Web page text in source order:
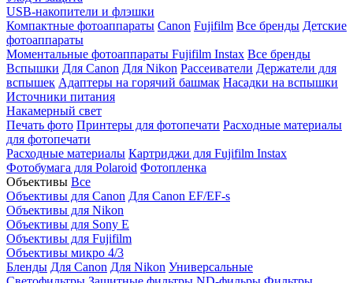
USB-накопители и флэшки
Компактные фотоаппараты Canon Fujifilm Все бренды Детские
фотоаппараты
Моментальные фотоаппараты Fujifilm Instax Все бренды
Вспышки Для Canon Для Nikon Рассеиватели Держатели для
вспышек Адаптеры на горячий башмак Насадки на вспышки
Источники питания
Накамерный свет
Печать фото Принтеры для фотопечати Расходные материалы
для фотопечати
Расходные материалы Картриджи для Fujifilm Instax
Фотобумага для Polaroid Фотопленка
Объективы Все
Объективы для Canon Для Canon EF/EF-s
Объективы для Nikon
Объективы для Sony E
Объективы для Fujifilm
Объективы микро 4/3
Бленды Для Canon Для Nikon Универсальные